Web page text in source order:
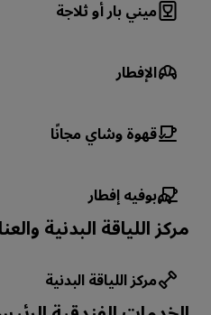
ميني بار أو ثلاجة
الإفطار
قهوة وشاي مجانًا
بوفيه إفطار
مركز اللياقة البدنية
مركز اللياقة البدنية